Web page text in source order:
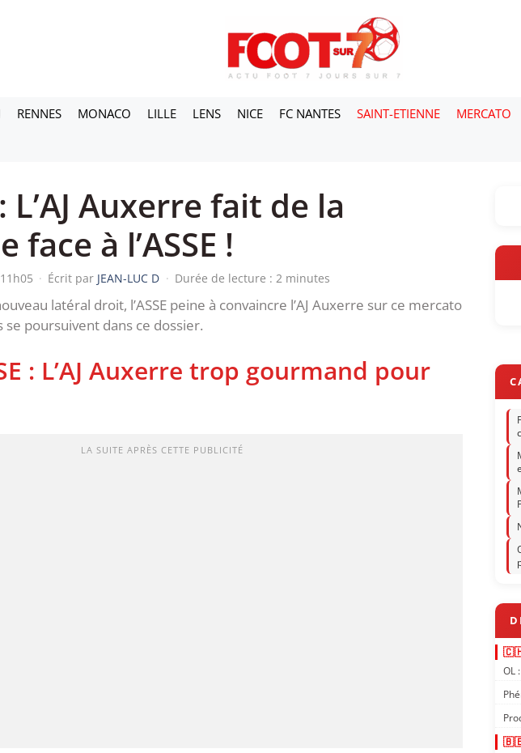
RENNES MONACO LILLE LENS NICE FC NANTES SAINT-ETIENNE MERCATO
Auxerre fait de la
face à l’ASSE !
· Écrit par JEAN-LUC D · Durée de lecture : 2 minutes
latéral droit, l’ASSE peine à convaincre l’AJ Auxerre sur ce mercato
se poursuivent dans ce dossier.
: L’AJ Auxerre trop gourmand pour
LA SUITE APRÈS CETTE PUBLICITÉ
🇨🇭
OL
🇧🇪